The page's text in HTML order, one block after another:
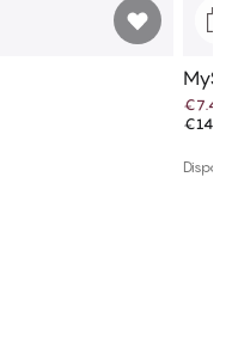
€7.47
€14.95